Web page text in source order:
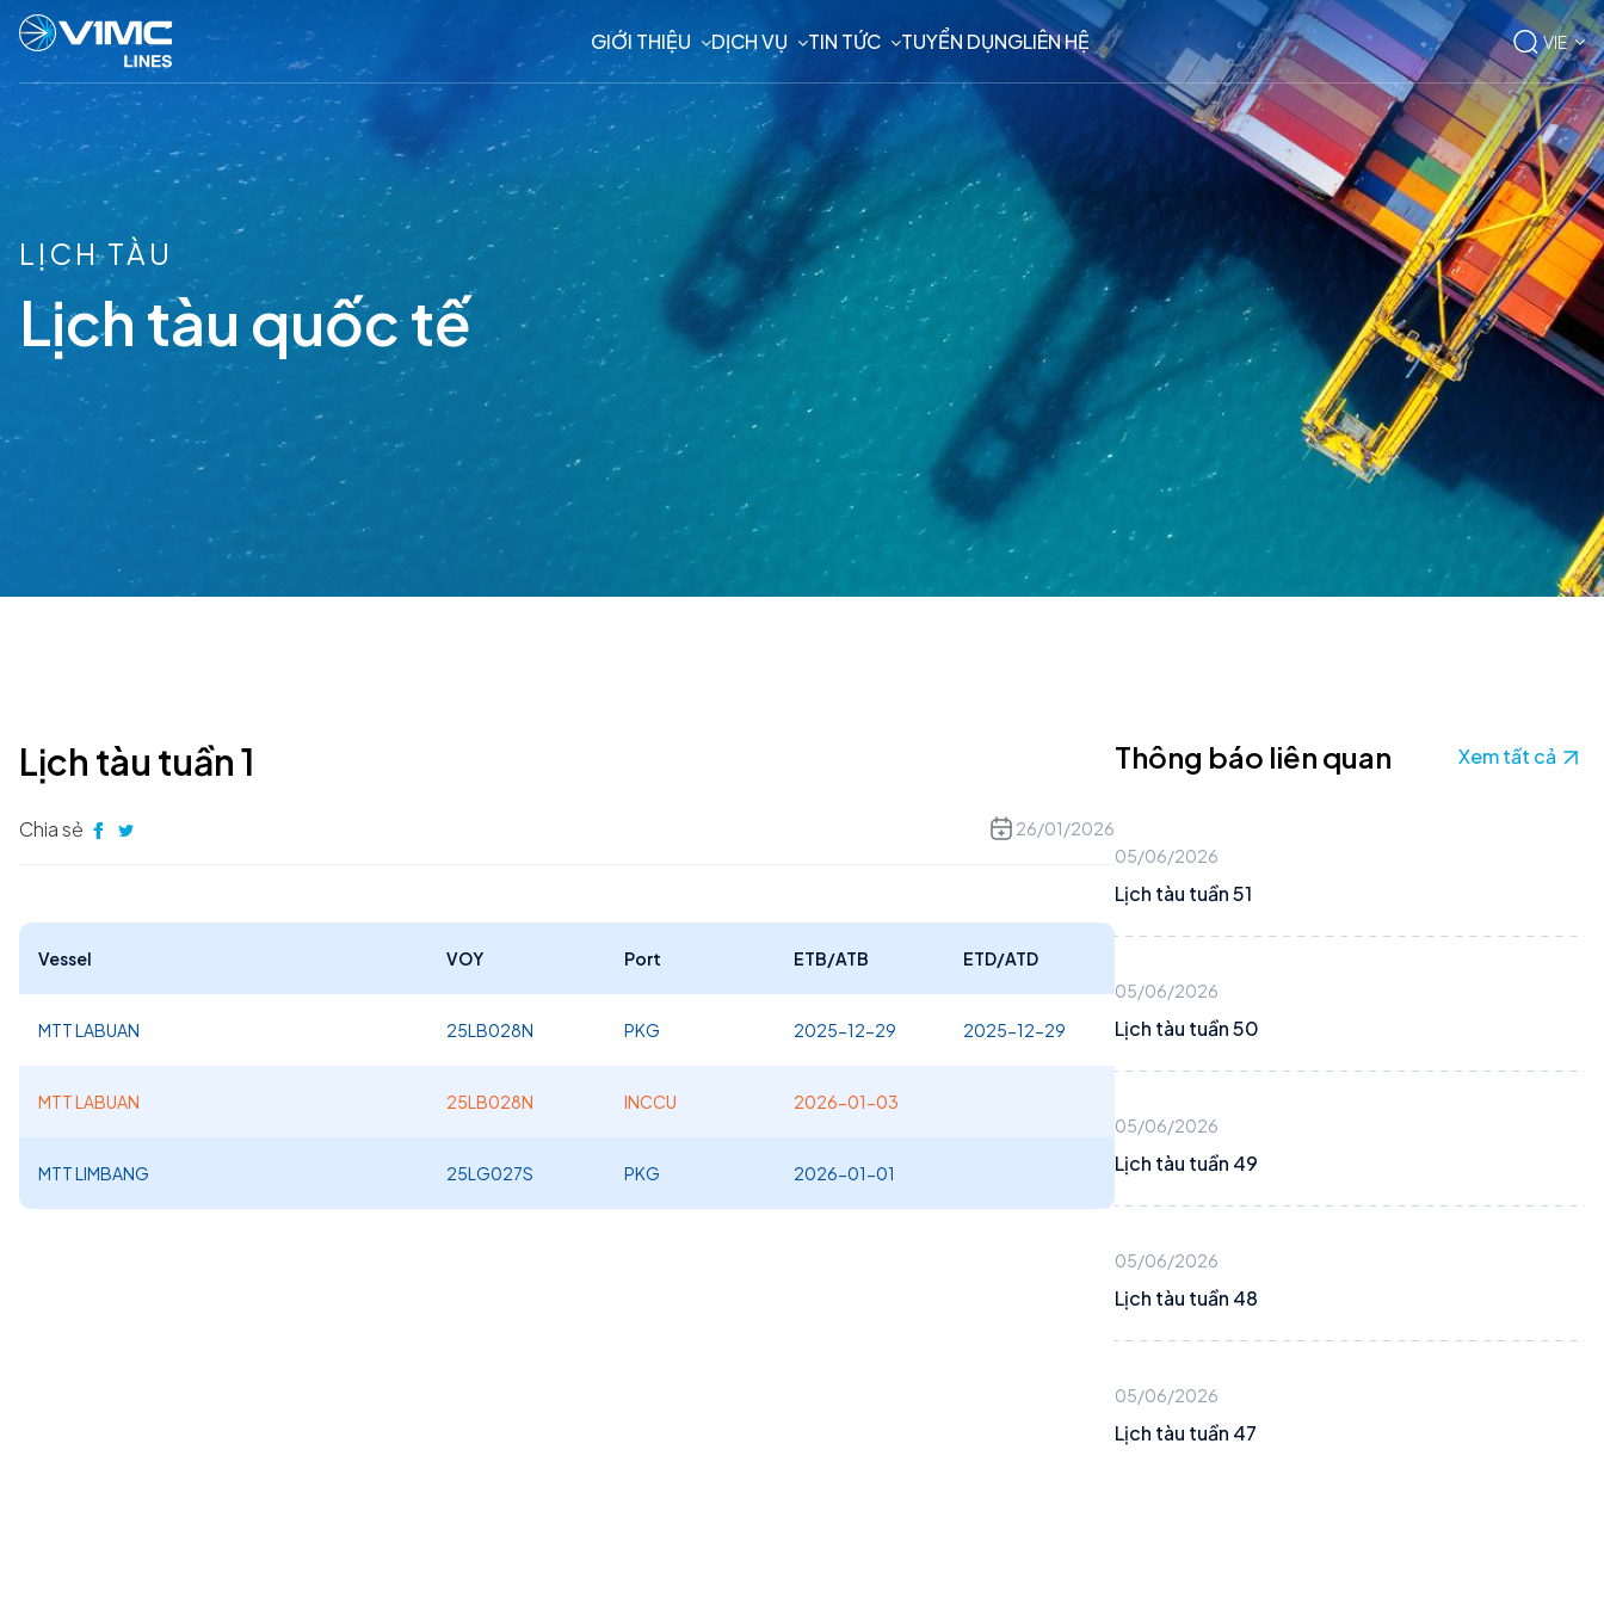
GIỚI THIỆU DỊCH VỤ TIN TỨC TUYỂN DỤNGLIÊN HỆ VIE
LỊCH TÀU
Lịch tàu quốc tế
Lịch tàu tuần 1
Chia sẻ 26/01/2026
Vessel VOY Port ETB/ATB ETD/ATD
MTT LABUAN 25LB028N PKG 2025-12-29 2025-12-29
MTT LABUAN 25LB028N INCCU 2026-01-03
MTT LIMBANG 25LG027S PKG 2026-01-01
Thông báo liên quan Xem tất cả
05/06/2026
Lịch tàu tuần 51
05/06/2026
Lịch tàu tuần 50
05/06/2026
Lịch tàu tuần 49
05/06/2026
Lịch tàu tuần 48
05/06/2026
Lịch tàu tuần 47